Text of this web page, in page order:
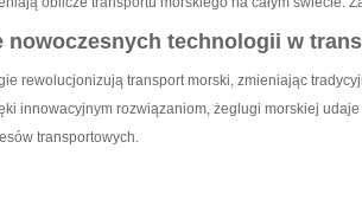
nowoczesnych technologii⁤ w
rewolucjonizują transport morski, zmieniając
innowacyjnym rozwiązaniom,⁣ żeglugi morskiej
transportowych.